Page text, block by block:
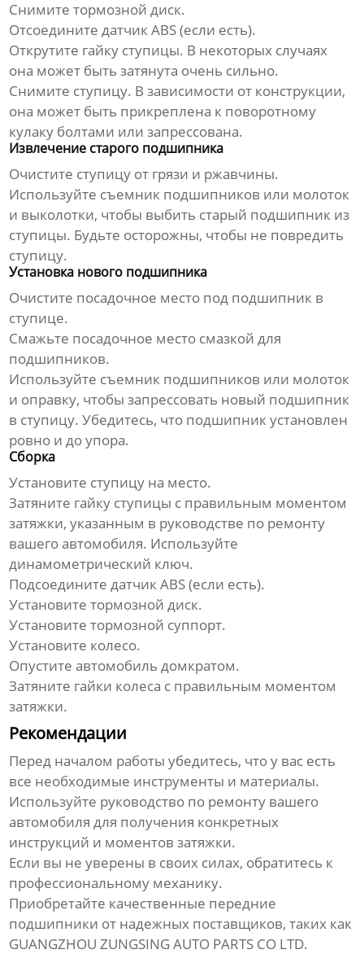
Снимите тормозной диск.
Отсоедините датчик ABS (если есть).
Открутите гайку ступицы. В некоторых случаях
она может быть затянута очень сильно.
Снимите ступицу. В зависимости от конструкции,
она может быть прикреплена к поворотному
кулаку болтами или запрессована.
Извлечение старого подшипника
Очистите ступицу от грязи и ржавчины.
Используйте съемник подшипников или молоток
и выколотки, чтобы выбить старый подшипник из
ступицы. Будьте осторожны, чтобы не повредить
ступицу.
Установка нового подшипника
Очистите посадочное место под подшипник в
ступице.
Смажьте посадочное место смазкой для
подшипников.
Используйте съемник подшипников или молоток
и оправку, чтобы запрессовать новый подшипник
в ступицу. Убедитесь, что подшипник установлен
ровно и до упора.
Сборка
Установите ступицу на место.
Затяните гайку ступицы с правильным моментом
затяжки, указанным в руководстве по ремонту
вашего автомобиля. Используйте
динамометрический ключ.
Подсоедините датчик ABS (если есть).
Установите тормозной диск.
Установите тормозной суппорт.
Установите колесо.
Опустите автомобиль домкратом.
Затяните гайки колеса с правильным моментом
затяжки.
Рекомендации
Перед началом работы убедитесь, что у вас есть
все необходимые инструменты и материалы.
Используйте руководство по ремонту вашего
автомобиля для получения конкретных
инструкций и моментов затяжки.
Если вы не уверены в своих силах, обратитесь к
профессиональному механику.
Приобретайте качественные передние
подшипники от надежных поставщиков, таких как
GUANGZHOU ZUNGSING AUTO PARTS CO LTD.